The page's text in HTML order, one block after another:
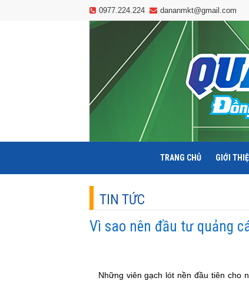
0977.224.224 dananmkt@gmail.com
TRANG CHỦ GIỚI
TIN TỨC
Vì sao nên đầu tư quảng
Những viên gạch lót nền đầu tiên cho